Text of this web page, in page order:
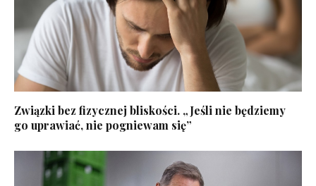
Związki bez fizycznej bliskości. „Jeśli nie będziemy
go uprawiać, nie pogniewam się”